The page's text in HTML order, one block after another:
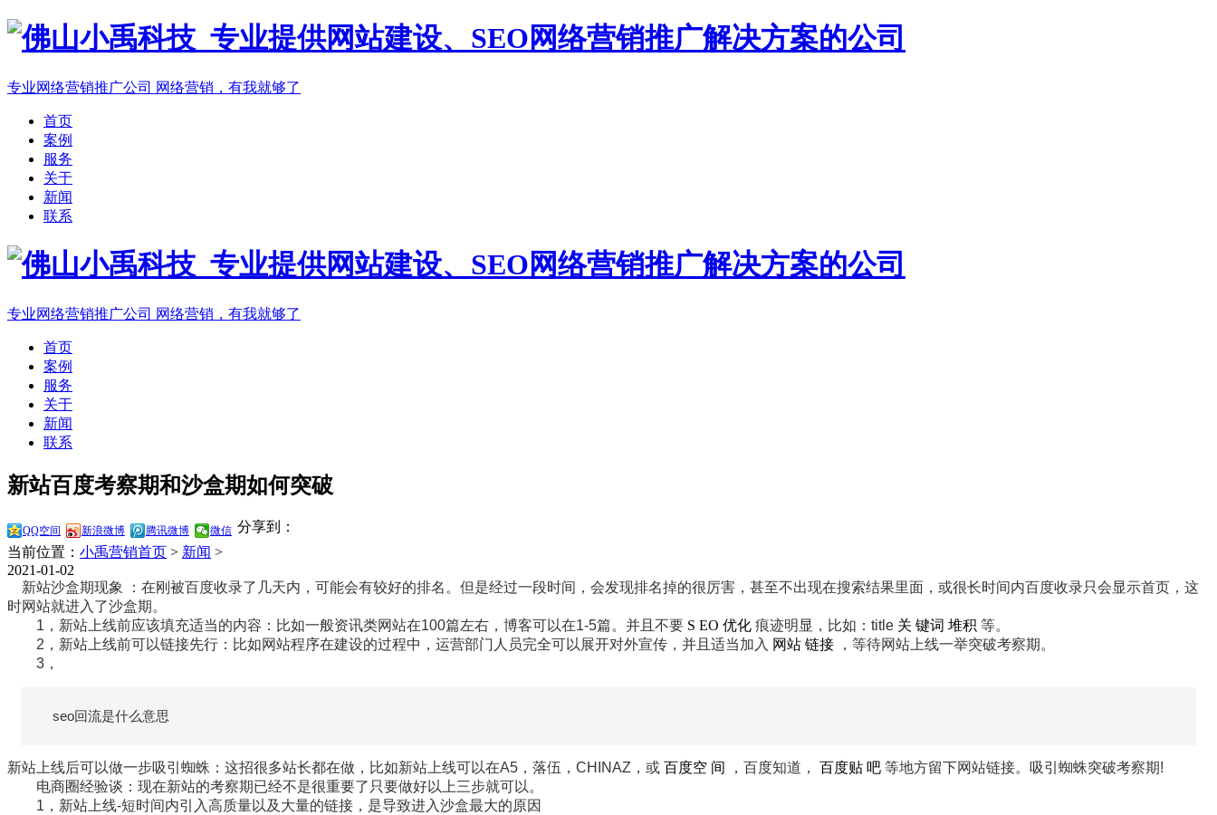
专业网络营销推广公司 网络营销，有我就够了
首页
案例
服务
关于
新闻
联系
专业网络营销推广公司 网络营销，有我就够了
首页
案例
服务
关于
新闻
联系
新站百度考察期和沙盒期如何突破
分享到：
QQ空间 新浪微博 腾讯微博 微信
当前位置： 小禹营销首页 > 新闻 >
2021-01-02
新站沙盒期现象 ：在刚被百度收录了几天内，可能会有较好的排名。但是经过一段时间，会发现排名掉的很厉害，甚至不出现在搜索结果里面，或很长时间内百度收录只会显示首页，这
时网站就进入了沙盒期。
1，新站上线前应该填充适当的内容：比如一般资讯类网站在100篇左右，博客可以在1-5篇。并且不要 S EO 优化 痕迹明显，比如：title 关 键词 堆积 等。
2，新站上线前可以链接先行：比如网站程序在建设的过程中，运营部门人员完全可以展开对外宣传，并且适当加入 网站 链接
，等待网站上线一举突破考察期。
3，
seo回流是什么意思
新站上线后可以做一步吸引蜘蛛：这招很多站长都在做，比如新站上线可以在A5，落伍，CHINAZ，或 百度空 间 ，百度知道， 百度贴 吧 等地方留下网站链接。吸引蜘蛛突破考察期!
电商圈经验谈：现在新站的考察期已经不是很重要了只要做好以上三步就可以。
1，新站上线-短时间内引入高质量以及大量的链接，是导致进入沙盒最大的原因